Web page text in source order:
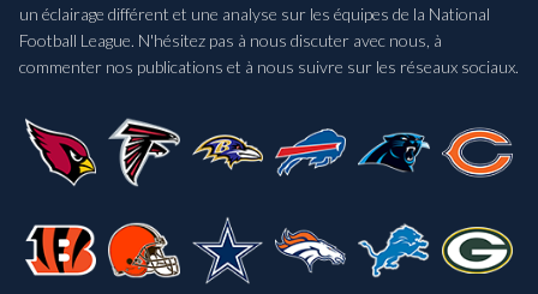
un éclairage différent et une analyse sur les équipes de la National
Football League. N'hésitez pas à nous discuter avec nous, à
commenter nos publications et à nous suivre sur les réseaux sociaux.